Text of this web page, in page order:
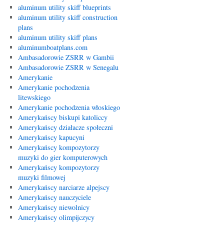
aluminum utility skiff blueprints
aluminum utility skiff construction
plans
aluminum utility skiff plans
aluminumboatplans.com
Ambasadorowie ZSRR w Gambii
Ambasadorowie ZSRR w Senegalu
Amerykanie
Amerykanie pochodzenia
litewskiego
Amerykanie pochodzenia włoskiego
Amerykańscy biskupi katoliccy
Amerykańscy działacze społeczni
Amerykańscy kapucyni
Amerykańscy kompozytorzy
muzyki do gier komputerowych
Amerykańscy kompozytorzy
muzyki filmowej
Amerykańscy narciarze alpejscy
Amerykańscy nauczyciele
Amerykańscy niewolnicy
Amerykańscy olimpijczycy